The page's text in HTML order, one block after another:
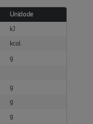
Unidade
kJ
kcal
g
g
g
g